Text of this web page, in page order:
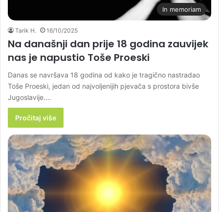
In memoriam
Tarik H. 16/10/2025
Na današnji dan prije 18 godina zauvijek
nas je napustio Toše Proeski
Danas se navršava 18 godina od kako je tragično nastradao
Toše Proeski, jedan od najvoljenijih pjevača s prostora bivše
Jugoslavije.…
Pročitaj više